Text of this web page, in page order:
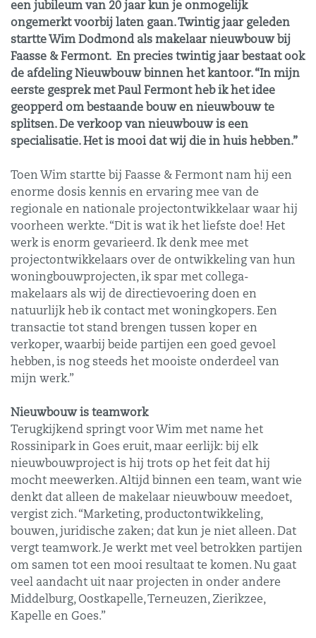
een jubileum van 20 jaar kun je onmogelijk
ongemerkt voorbij laten gaan. Twintig jaar geleden
startte Wim Dodmond als makelaar nieuwbouw bij
Faasse & Fermont. En precies twintig jaar bestaat ook
de afdeling Nieuwbouw binnen het kantoor. “In mijn
eerste gesprek met Paul Fermont heb ik het idee
geopperd om bestaande bouw en nieuwbouw te
splitsen. De verkoop van nieuwbouw is een
specialisatie. Het is mooi dat wij die in huis hebben.”
Toen Wim startte bij Faasse & Fermont nam hij een
enorme dosis kennis en ervaring mee van de
regionale en nationale projectontwikkelaar waar hij
voorheen werkte. “Dit is wat ik het liefste doe! Het
werk is enorm gevarieerd. Ik denk mee met
projectontwikkelaars over de ontwikkeling van hun
woningbouwprojecten, ik spar met collega-
makelaars als wij de directievoering doen en
natuurlijk heb ik contact met woningkopers. Een
transactie tot stand brengen tussen koper en
verkoper, waarbij beide partijen een goed gevoel
hebben, is nog steeds het mooiste onderdeel van
mijn werk.”
Nieuwbouw is teamwork
Terugkijkend springt voor Wim met name het
Rossinipark in Goes eruit, maar eerlijk: bij elk
nieuwbouwproject is hij trots op het feit dat hij
mocht meewerken. Altijd binnen een team, want wie
denkt dat alleen de makelaar nieuwbouw meedoet,
vergist zich. “Marketing, productontwikkeling,
bouwen, juridische zaken; dat kun je niet alleen. Dat
vergt teamwork. Je werkt met veel betrokken partijen
om samen tot een mooi resultaat te komen. Nu gaat
veel aandacht uit naar projecten in onder andere
Middelburg, Oostkapelle, Terneuzen, Zierikzee,
Kapelle en Goes.”